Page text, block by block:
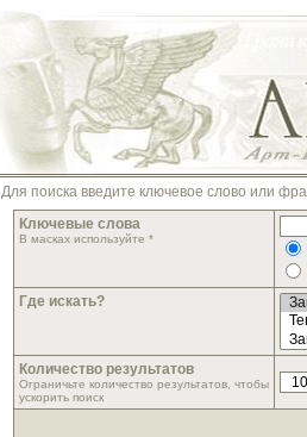
Для поиска введите ключевое слово или
Ключевые слова
В масках используйте *
Где искать?
Количество результатов
Ограничьте количество результатов, чтобы
ускорить поиск